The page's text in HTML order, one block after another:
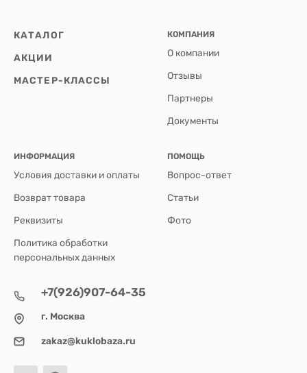
КАТАЛОГ
АКЦИИ
МАСТЕР-КЛАССЫ
КОМПАНИЯ
О компании
Отзывы
Партнеры
Документы
ИНФОРМАЦИЯ
Условия доставки и оплаты
Возврат товара
Реквизиты
Политика обработки
персональных данных
ПОМОЩЬ
Вопрос-ответ
Статьи
Фото
+7(926)907-64-35
г. Москва
zakaz@kuklobaza.ru